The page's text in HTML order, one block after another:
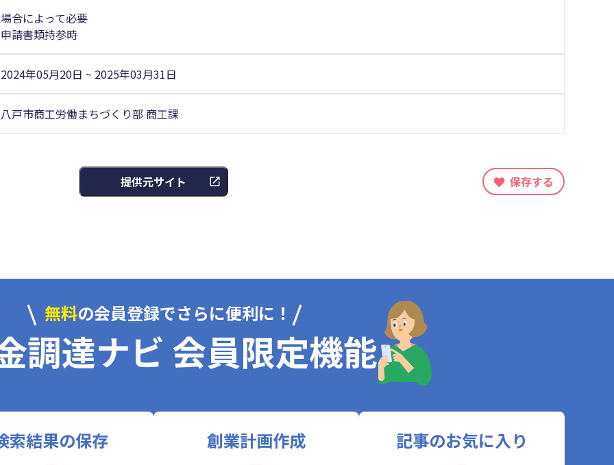
場合によって必要
申請書類持参時
2024年05月20日 ~ 2025年03月31日
八戸市商工労働まちづくり部 商工課
提供元サイト 保存する
無料の会員登録でさらに便利に！
調達ナビ 会員限定機能
索結果の保存 創業計画作成 記事のお気に入り